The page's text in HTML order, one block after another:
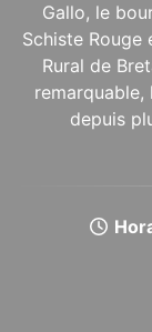
Gallo, le
Schiste Rouge
Rural de
remarquable,
depuis